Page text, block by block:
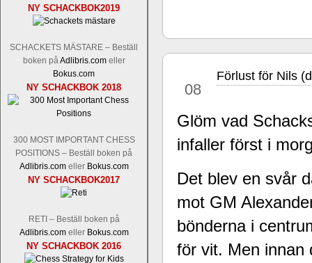
NY SCHACKBOK2019
SCHACKETS MÄSTARE – Beställ
boken påAdlibris.comeller
Bokus.com
NY SCHACKBOK 2018
300 MOST IMPORTANT CHESS
POSITIONS – Beställ boken på
Adlibris.comeller Bokus.com
NY SCHACKBOK2017
RETI – Beställ boken på
Adlibris.comeller Bokus.com
NY SCHACKBOK 2016
Idag börjar
ronden:
och öppen så vem helst kan ta
kämpar om Sverigemästartiteln.
FM Erik Malmstig-IM Tommy
Tom Rydström-GM Thomas Ernst.
08
Förlust för Nils
Glöm vad
infaller först i
Det blev en svår
mot GM
bönderna i
för vit. Men innan